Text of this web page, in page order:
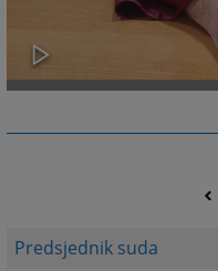
Predsjednik suda